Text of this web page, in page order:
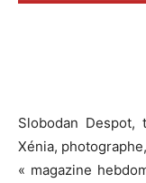
Slobodan Despot,
Xénia,
« magazine